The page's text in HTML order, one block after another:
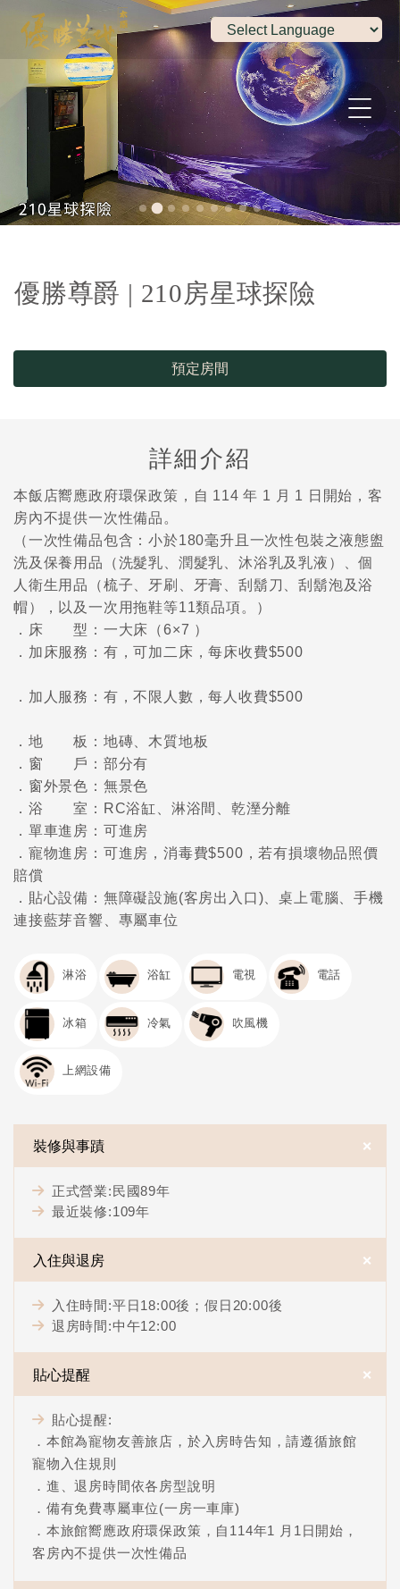
優勝尊爵 | 210房星球探險
預定房間
詳細介紹
本飯店嚮應政府環保政策，自 114 年 1 月 1 日開始，客
房內不提供一次性備品。
（一次性備品包含：小於180毫升且一次性包裝之液態盥
洗及保養用品（洗髮乳、潤髮乳、沐浴乳及乳液）、個
人衛生用品（梳子、牙刷、牙膏、刮鬍刀、刮鬍泡及浴
帽），以及一次用拖鞋等11類品項。）
．床 型：一大床（6×7 ）
．加床服務：有，可加二床，每床收費$500
．加人服務：有，不限人數，每人收費$500
．地 板：地磚、木質地板
．窗 戶：部分有
．窗外景色：無景色
．浴 室：RC浴缸、淋浴間、乾溼分離
．單車進房：可進房
．寵物進房：可進房，消毒費$500，若有損壞物品照價
賠償
．貼心設備：無障礙設施(客房出入口)、桌上電腦、手機
連接藍芽音響、專屬車位
淋浴 浴缸 電視 電話
冰箱 冷氣 吹風機
上網設備
裝修與事蹟 ＋
正式營業:民國89年
最近裝修:109年
入住與退房 ＋
入住時間:平日18:00後；假日20:00後
退房時間:中午12:00
貼心提醒 ＋
貼心提醒:
．本館為寵物友善旅店，於入房時告知，請遵循旅館
寵物入住規則
．進、退房時間依各房型說明
．備有免費專屬車位(一房一車庫)
．本旅館嚮應政府環保政策，自114年1 月1日開始，
客房內不提供一次性備品